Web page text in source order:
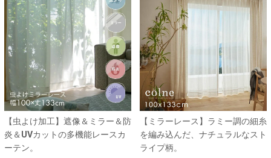
【虫よけ加工】遮像＆ミラー＆防
炎＆UVカットの多機能レースカ
ーテン。
【ミラーレース】ラミー調の細糸
を編み込んだ、ナチュラルなスト
ライプ柄。